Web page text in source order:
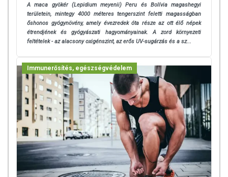
A maca gyökér (Lepidium meyenii) Peru és Bolívia magashegyi
területein, mintegy 4000 méteres tengerszint feletti magasságban
őshonos gyógynövény, amely évezredek óta része az ott élő népek
étrendjének és gyógyászati hagyományainak. A zord környezeti
feltételek - az alacsony oxigénszint, az erős UV-sugárzás és a sz...
Immunerősítés, egészségvédelem